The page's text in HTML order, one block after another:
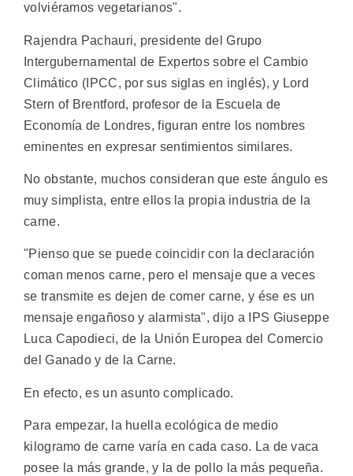
volviéramos vegetarianos".
Rajendra Pachauri, presidente del Grupo
Intergubernamental de Expertos sobre el Cambio
Climático (IPCC, por sus siglas en inglés), y Lord
Stern of Brentford, profesor de la Escuela de
Economía de Londres, figuran entre los nombres
eminentes en expresar sentimientos similares.
No obstante, muchos consideran que este ángulo es
muy simplista, entre ellos la propia industria de la
carne.
"Pienso que se puede coincidir con la declaración
coman menos carne, pero el mensaje que a veces
se transmite es dejen de comer carne, y ése es un
mensaje engañoso y alarmista", dijo a IPS Giuseppe
Luca Capodieci, de la Unión Europea del Comercio
del Ganado y de la Carne.
En efecto, es un asunto complicado.
Para empezar, la huella ecológica de medio
kilogramo de carne varía en cada caso. La de vaca
posee la más grande, y la de pollo la más pequeña.